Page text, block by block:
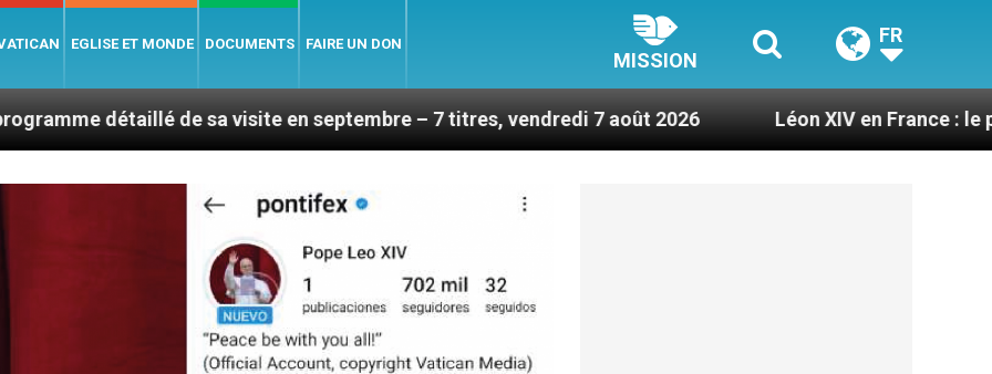
EGLISE ET MONDE DOCUMENTS FAIRE UN DON
MISSION
FR
de sa visite en septembre – 7 titres, vendredi 7 août 2026 Léon XIV en France : le programme